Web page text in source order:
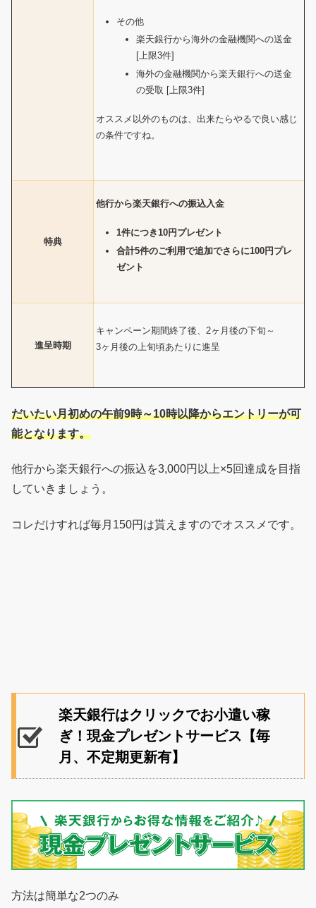
その他
楽天銀行から海外の金融機関への送金
[上限3件]
海外の金融機関から楽天銀行への送金
の受取 [上限3件]
オススメ以外のものは、出来たらやるで良い感じ
の条件ですね。
特典
他行から楽天銀行への振込入金
1件につき10円プレゼント
合計5件のご利用で追加でさらに100円プレ
ゼント
進呈時期
キャンペーン期間終了後、2ヶ月後の下旬～
3ヶ月後の上旬頃あたりに進呈
だいたい月初めの午前9時～10時以降からエントリーが可
能となります。
他行から楽天銀行への振込を3,000円以上×5回達成を目指
していきましょう。
コレだけすれば毎月150円は貰えますのでオススメです。
楽天銀行はクリックでお小遣い稼
ぎ！現金プレゼントサービス【毎
月、不定期更新有】
方法は簡単な2つのみ